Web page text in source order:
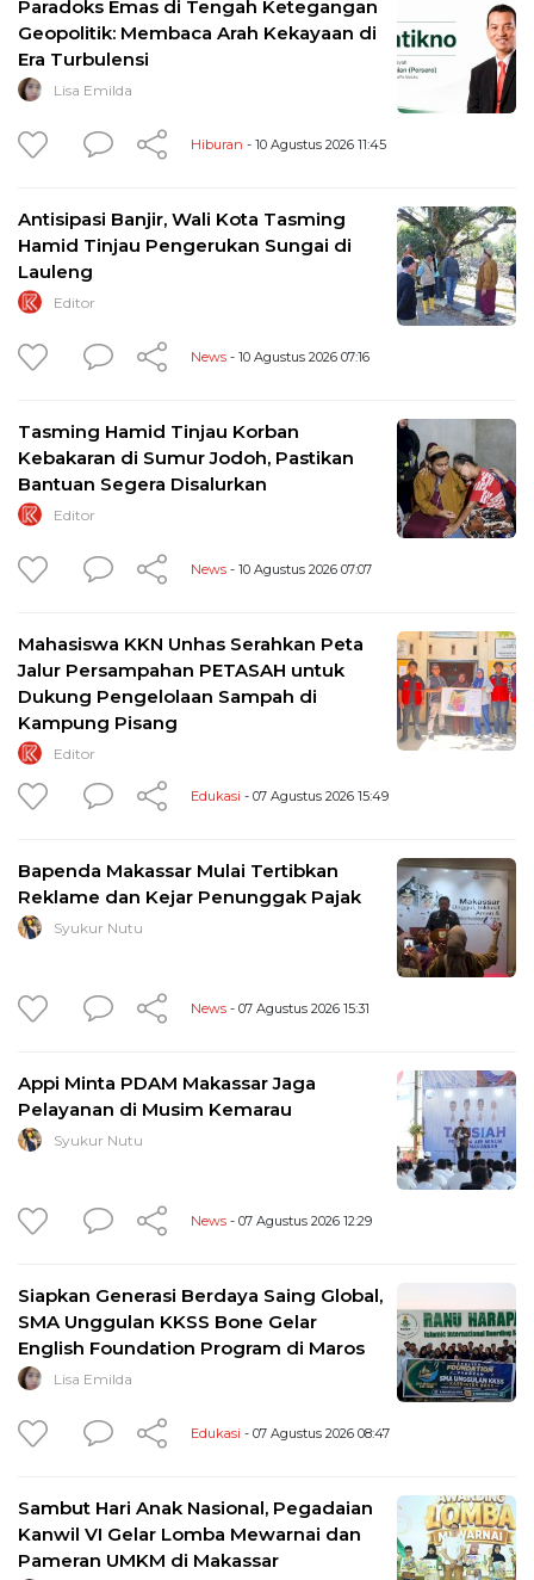
Paradoks Emas di Tengah Ketegangan
Geopolitik: Membaca Arah Kekayaan di
Era Turbulensi
Lisa Emilda
Hiburan - 10 Agustus 2026 11:45
Antisipasi Banjir, Wali Kota Tasming
Hamid Tinjau Pengerukan Sungai di
Lauleng
Editor
News - 10 Agustus 2026 07:16
Tasming Hamid Tinjau Korban
Kebakaran di Sumur Jodoh, Pastikan
Bantuan Segera Disalurkan
Editor
News - 10 Agustus 2026 07:07
Mahasiswa KKN Unhas Serahkan Peta
Jalur Persampahan PETASAH untuk
Dukung Pengelolaan Sampah di
Kampung Pisang
Editor
Edukasi - 07 Agustus 2026 15:49
Bapenda Makassar Mulai Tertibkan
Reklame dan Kejar Penunggak Pajak
Syukur Nutu
News - 07 Agustus 2026 15:31
Appi Minta PDAM Makassar Jaga
Pelayanan di Musim Kemarau
Syukur Nutu
News - 07 Agustus 2026 12:29
Siapkan Generasi Berdaya Saing Global,
SMA Unggulan KKSS Bone Gelar
English Foundation Program di Maros
Lisa Emilda
Edukasi - 07 Agustus 2026 08:47
Sambut Hari Anak Nasional, Pegadaian
Kanwil VI Gelar Lomba Mewarnai dan
Pameran UMKM di Makassar